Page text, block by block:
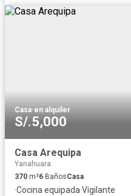
Casa·en alquiler
S/.5,000
Casa Arequipa
Yanahuara
370 m²6 BañosCasa
·Cocina equipada·Vigilante